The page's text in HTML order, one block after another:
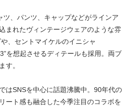
、パンツ、キャップなどがラインア
まれたヴィンテージウェアのような雰
、セントマイケルのイニシャ
を想起させるディテールも採用。両ブ
す。
はSNSを中心に話題沸騰中。90年代の
ート感も融合した今季注目のコラボを